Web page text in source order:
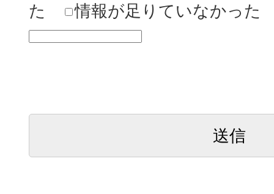
た 情報が足りていなかった